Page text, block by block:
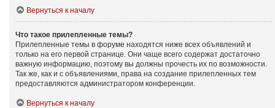
Вернуться к началу
Что такое прилепленные темы?
Прилепленные темы в форуме находятся ниже всех объявлений и
только на его первой странице. Они чаще всего содержат достаточно
важную информацию, поэтому вы должны прочесть их по возможности.
Так же, как и с объявлениями, права на создание прилепленных тем
предоставляются администратором конференции.
Вернуться к началу